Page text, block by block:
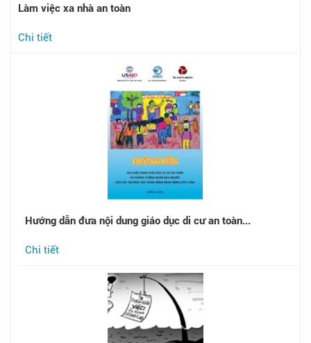
Làm việc xa nhà an toàn
Chi tiết
Hướng dẫn đưa nội dung giáo dục di cư an toàn...
Chi tiết